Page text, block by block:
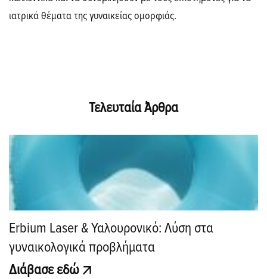
ιατρικά θέματα της γυναικείας ομορφιάς.
Τελευταία Άρθρα
Erbium Laser & Υαλουρονικό: Λύση στα
γυναικολογικά προβλήματα
Διάβασε εδώ